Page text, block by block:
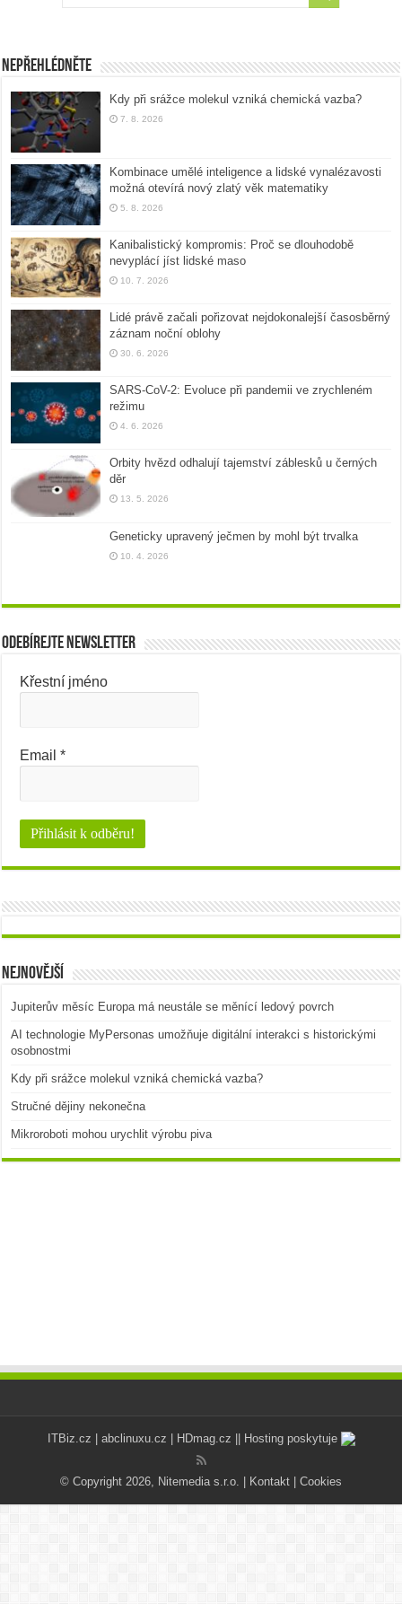
Nepřehlédněte
Kdy při srážce molekul vzniká chemická vazba?
7. 8. 2026
Kombinace umělé inteligence a lidské vynalézavosti
možná otevírá nový zlatý věk matematiky
5. 8. 2026
Kanibalistický kompromis: Proč se dlouhodobě
nevyplácí jíst lidské maso
10. 7. 2026
Lidé právě začali pořizovat nejdokonalejší časosběrný
záznam noční oblohy
30. 6. 2026
SARS-CoV-2: Evoluce při pandemii ve zrychleném
režimu
4. 6. 2026
Orbity hvězd odhalují tajemství záblesků u černých
děr
13. 5. 2026
Geneticky upravený ječmen by mohl být trvalka
10. 4. 2026
Odebírejte newsletter
Křestní jméno
Email*
Nejnovější
Jupiterův měsíc Europa má neustále se měnící ledový povrch
AI technologie MyPersonas umožňuje digitální interakci s historickými
osobnostmi
Kdy při srážce molekul vzniká chemická vazba?
Stručné dějiny nekonečna
Mikroroboti mohou urychlit výrobu piva
ITBiz.cz | abclinuxu.cz | HDmag.cz || Hosting poskytuje
© Copyright 2026, Nitemedia s.r.o. | Kontakt | Cookies